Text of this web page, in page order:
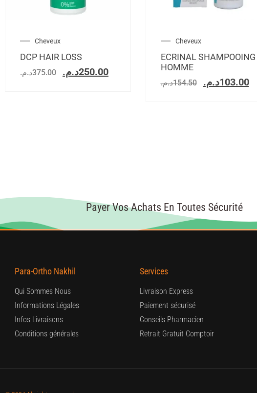
Cheveux
DCP HAIR LOSS
375.00د.م. 250.00د.م.
Cheveux
ECRINAL SHAMPOOING
HOMME
154.50د.م. 103.00د.م.
Payer Vos Achats En Toutes Sécurité
Para-Ortho Nakhil
Qui Sommes Nous
Informations Légales
Infos Livraisons
Conditions générales
Services
Livraison Express
Paiement sécurisé
Conseils Pharmacien
Retrait Gratuit Comptoir